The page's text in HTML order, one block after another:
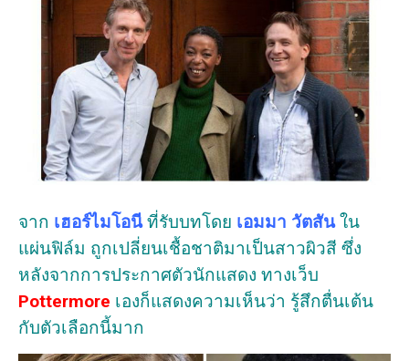
จาก เฮอร์ไมโอนีที่รับบทโดย เอมมา วัตสันใน
แผ่นฟิล์ม ถูกเปลี่ยนเชื้อชาติมาเป็นสาวผิวสี ซึ่ง
หลังจากการประกาศตัวนักแสดง ทางเว็บ
Pottermore เองก็แสดงความเห็นว่า รู้สึกตื่นเต้น
กับตัวเลือกนี้มาก